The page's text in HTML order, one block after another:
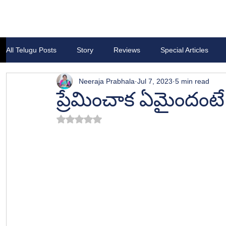
All Telugu Posts Story Reviews Special Articles
ప్రేమించాక ఏమైందంటే
Neeraja Prabhala Jul 7, 2023 5 min read
Rated NaN out of 5 stars.